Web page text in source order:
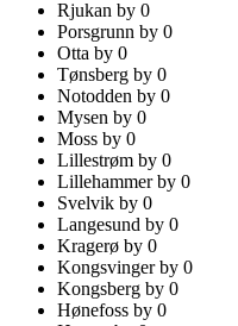
Rjukan by 0
Porsgrunn by 0
Otta by 0
Tønsberg by 0
Notodden by 0
Mysen by 0
Moss by 0
Lillestrøm by 0
Lillehammer by 0
Svelvik by 0
Langesund by 0
Kragerø by 0
Kongsvinger by 0
Kongsberg by 0
Hønefoss by 0